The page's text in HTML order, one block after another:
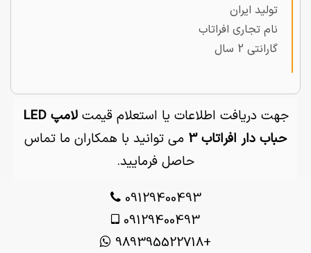
تولید ایران
نام تجاری افراتاب
گارانتی 2 سال
جهت دریافت اطلاعات یا استعلام قیمت
لامپ LED
حباب دار افراتاب 3
می توانید با همکاران ما تماس
حاصل فرمایید.
09129400493
09129400493
+989395522718